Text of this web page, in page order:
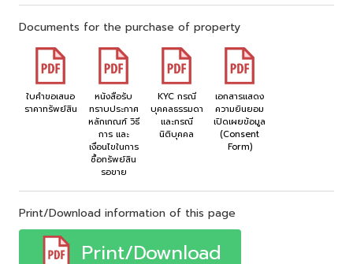
Documents for the purchase of property
ใบคำขอเสนอ
ราคาทรัพย์สิน
หนังสือรับ
ทราบประกาศ
หลักเกณฑ์ วิธี
การ และ
เงื่อนไขในการ
ซื้อทรัพย์สิน
รอขาย
KYC กรณี
บุคคลธรรมดา
และกรณี
นิติบุคคล
เอกสารแสดง
ความยินยอม
เปิดเผยข้อมูล
(Consent
Form)
Print/Download information of this page
Print/Download